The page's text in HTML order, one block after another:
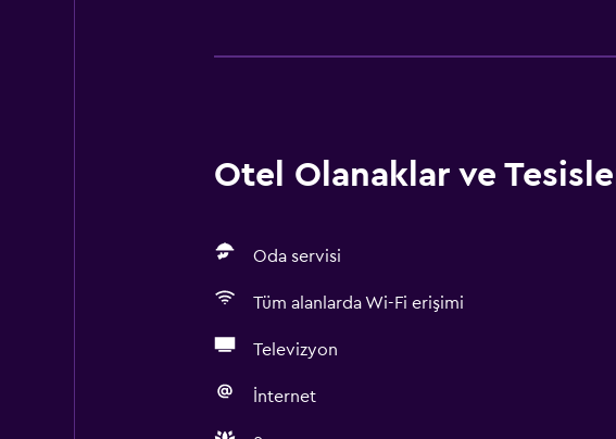
Otel Olanaklar ve
Oda servisi
Tüm alanlarda Wi-Fi erişimi
Televizyon
İnternet